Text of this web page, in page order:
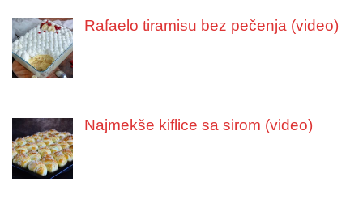
Rafaelo tiramisu bez pečenja (video)
Najmekše kiflice sa sirom (video)